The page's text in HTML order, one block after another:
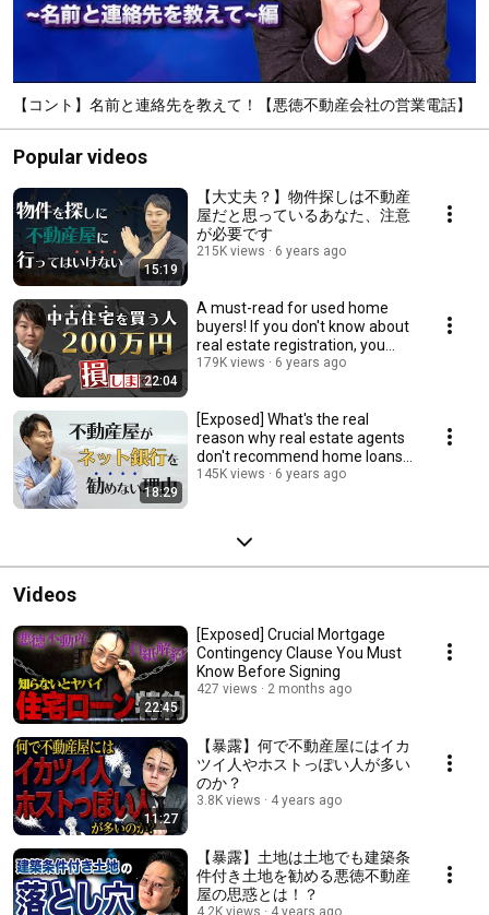
【コント】名前と連絡先を教えて！【悪徳不動産会社の営業電話】
Popular videos
15:19
【大丈夫？】物件探しは不動産
屋だと思っているあなた、注意
が必要です
215K views 6 years ago
22:04
A must-read for used home
buyers! If you don't know about
real estate registration, you
could los...
179K views 6 years ago
18:29
[Exposed] What's the real
reason why real estate agents
don't recommend home loans
from online ba...
145K views 6 years ago
Videos
22:45
[Exposed] Crucial Mortgage
Contingency Clause You Must
Know Before Signing
427 views 2 months ago
11:27
【暴露】何で不動産屋にはイカ
ツイ人やホストっぽい人が多い
のか？
3.8K views 4 years ago
【暴露】土地は土地でも建築条
件付き土地を勧める悪徳不動産
屋の思惑とは！？
4.2K views 4 years ago